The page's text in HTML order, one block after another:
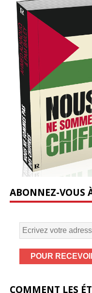
ABONNEZ-VOUS
COMMENT LES